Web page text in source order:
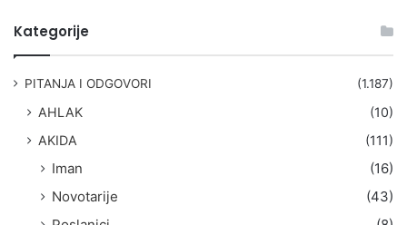
Kategorije
PITANJA I ODGOVORI (1.187)
AHLAK
(10)
AKIDA
(111)
Iman
(16)
Novotarije
(43)